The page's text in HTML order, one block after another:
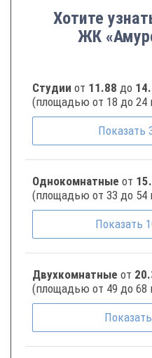
Хотите
ЖК
Студии от 11.88 до
(площадью от 18 до 24
Показать
Однокомнатные от
(площадью от 33 до 54
Показать
Двухкомнатные от
(площадью от 49 до 68
Показать